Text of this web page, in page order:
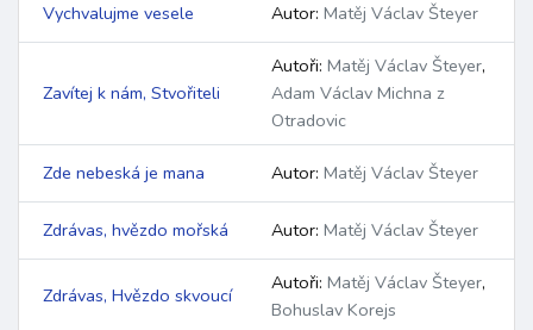
Vychvalujme vesele Autor: Matěj Václav Šteyer
Zavítej k nám, Stvořiteli
Autoři: Matěj Václav Šteyer,
Adam Václav Michna z
Otradovic
Zde nebeská je mana Autor: Matěj Václav Šteyer
Zdrávas, hvězdo mořská Autor: Matěj Václav Šteyer
Zdrávas, Hvězdo skvoucí
Autoři: Matěj Václav Šteyer,
Bohuslav Korejs